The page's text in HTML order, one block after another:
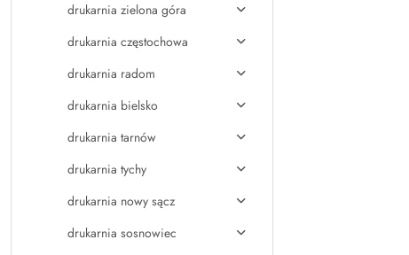
drukarnia zielona góra
drukarnia częstochowa
drukarnia radom
drukarnia bielsko
drukarnia tarnów
drukarnia tychy
drukarnia nowy sącz
drukarnia sosnowiec